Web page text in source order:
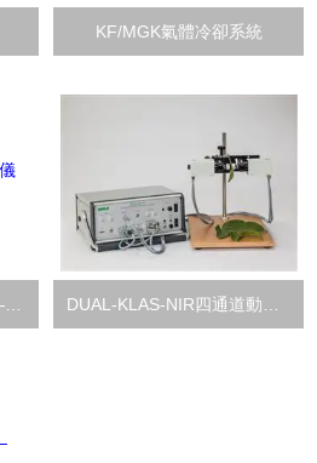
KF/MGK氣體冷卻系統
基礎型調制葉綠素熒光儀——JUNIOR-PAM